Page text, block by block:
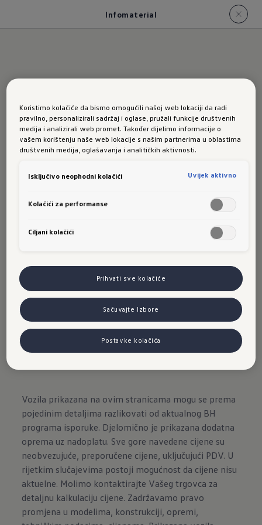
Infomaterial
VW ID.3 Neo Katalog/Prospekt inkl.
VW ID.3 Preisliste
Aus Gründen der Nachhaltigkeit bieten wir die
Verkaufsunterlagen hier ausschließlich in
dennoch Interesse an einer analogen Version
haben, kannst du dich jederzeit an einen
Volkswagen Partner in deiner Nähe wenden.
Vozila prikazana na ovim stranicama mogu se prema
pojedinim detaljima razlikovati od aktualnog BH
programa isporuke. Djelomično je prikazana dodatna
oprema uz nadoplatu. Sve gore navedene cijene su
neobvezujuće, preporučene cijene, uključujući PDV. U
rijetkim slučajevima postoji mogućnost da cijene nisu
aktuelne. Molimo kontaktirajte Vašeg trgovca za
detaljnu kalkulaciju cijene. Zadržavamo pravo
promjena u modelima, konstrukciji, opremi,
Koristimo kolačiće da bismo omogućili našoj web lokaciji da radi
pravilno, personalizirali sadržaj i oglase, pružali funkcije društvenih
medija i analizirali web promet. Također dijelimo informacije o
vašem korištenju naše web lokacije s našim partnerima u oblastima
društvenih medija, oglašavanja i analitičkih aktivnosti.
Isključivo neophodni kolačići Uvijek aktivno
Kolačići za performanse
Ciljani kolačići
Prihvati sve kolačiće
Sačuvajte Izbore
Postavke kolačića